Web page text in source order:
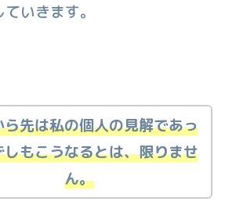
いきます。
ら先は私の個人の見解であっ
しもこうなるとは、限りませ
ん。